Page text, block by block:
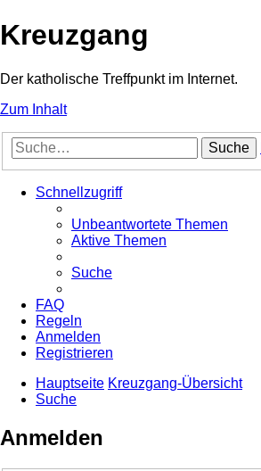
Kreuzgang
Der katholische Treffpunkt im Internet.
Zum Inhalt
Suche
Schnellzugriff
Unbeantwortete Themen
Aktive Themen
Suche
FAQ
Regeln
Anmelden
Registrieren
Hauptseite Kreuzgang-Übersicht
Suche
Anmelden